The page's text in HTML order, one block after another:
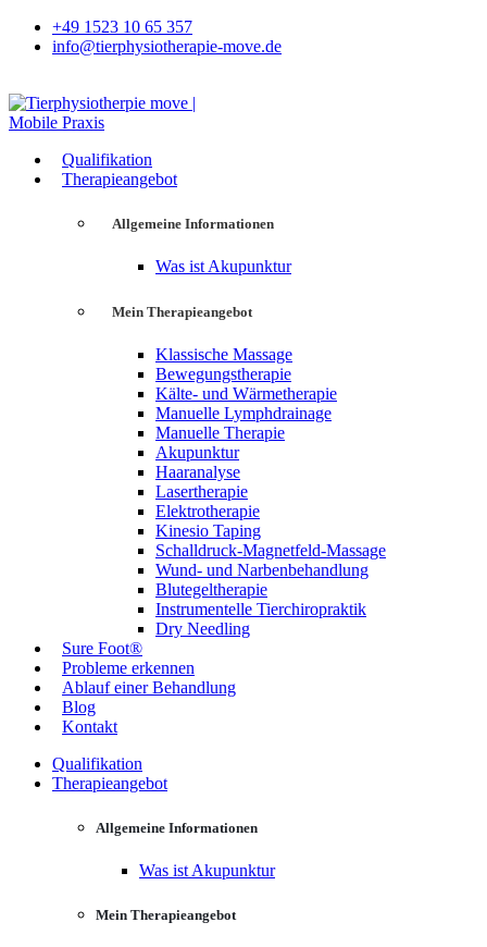
+49 1523 10 65 357
info@tierphysiotherapie-move.de
Qualifikation
Therapieangebot
Allgemeine Informationen
Was ist Akupunktur
Mein Therapieangebot
Klassische Massage
Bewegungstherapie
Kälte- und Wärmetherapie
Manuelle Lymphdrainage
Manuelle Therapie
Akupunktur
Haaranalyse
Lasertherapie
Elektrotherapie
Kinesio Taping
Schalldruck-Magnetfeld-Massage
Wund- und Narbenbehandlung
Blutegeltherapie
Instrumentelle Tierchiropraktik
Dry Needling
Sure Foot®
Probleme erkennen
Ablauf einer Behandlung
Blog
Kontakt
Qualifikation
Therapieangebot
Allgemeine Informationen
Was ist Akupunktur
Mein Therapieangebot